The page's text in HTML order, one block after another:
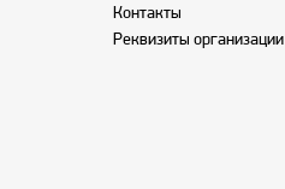
Контакты
Реквизиты организации